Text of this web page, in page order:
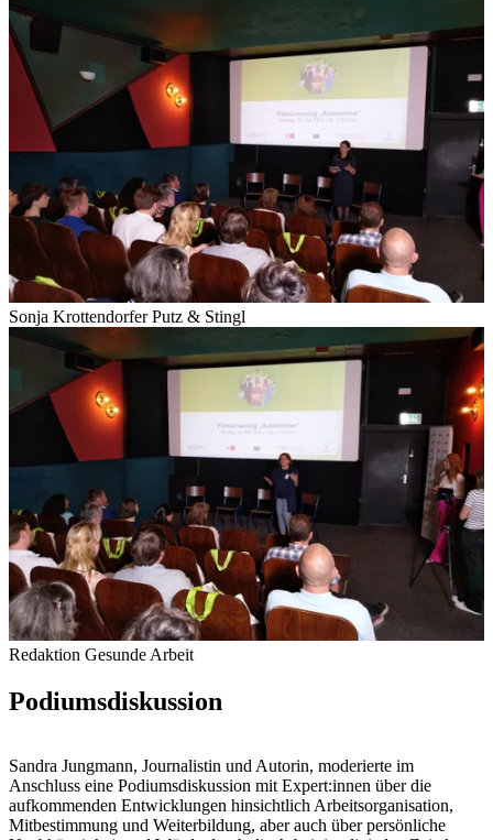
Sonja Krottendorfer Putz & Stingl
Redaktion Gesunde Arbeit
Podiumsdiskussion
Sandra Jungmann, Journalistin und Autorin, moderierte im
Anschluss eine Podiumsdiskussion mit Expert:innen über die
aufkommenden Entwicklungen hinsichtlich Arbeitsorganisation,
Mitbestimmung und Weiterbildung, aber auch über persönliche